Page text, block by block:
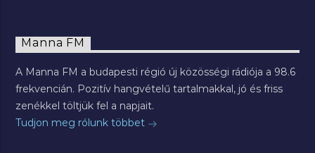
Manna FM
A Manna FM a budapesti régió új közösségi rádiója a 98.6
frekvencián. Pozitív hangvételű tartalmakkal, jó és friss
zenékkel töltjük fel a napjait.
Tudjon meg rólunk többet